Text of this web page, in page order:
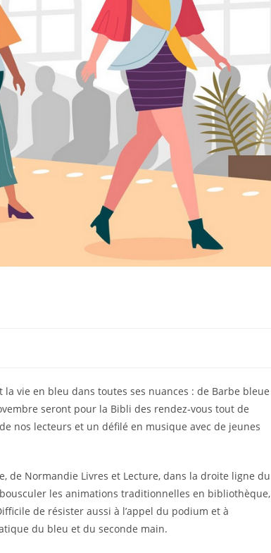
vie en bleu dans toutes ses nuances : de Barbe bleue
seront pour la Bibli des rendez-vous tout de
nos lecteurs et un défilé en musique avec de jeunes
de Normandie Livres et Lecture, dans la droite ligne du
les animations traditionnelles en bibliothèque,
de résister aussi à l’appel du podium et à
du bleu et du seconde main.